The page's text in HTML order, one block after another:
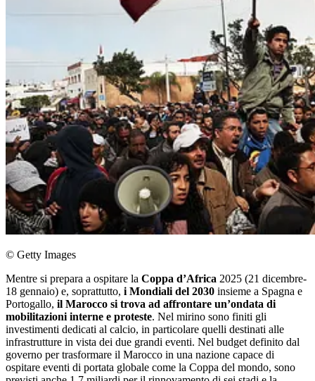
© Getty Images
Mentre si prepara a ospitare la Coppa d’Africa 2025 (21 dicembre-
18 gennaio) e, soprattutto, i Mondiali del 2030 insieme a Spagna e
Portogallo, il Marocco si trova ad affrontare un’ondata di
mobilitazioni interne e proteste. Nel mirino sono finiti gli
investimenti dedicati al calcio, in particolare quelli destinati alle
infrastrutture in vista dei due grandi eventi. Nel budget definito dal
governo per trasformare il Marocco in una nazione capace di
ospitare eventi di portata globale come la Coppa del mondo, sono